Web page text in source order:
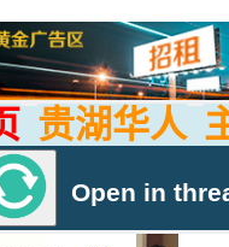
贵湖华人
Open in